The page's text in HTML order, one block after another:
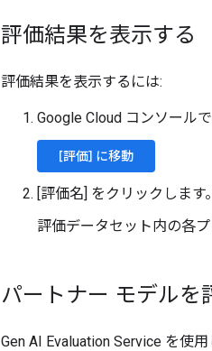
評価結果を表示する
評価結果を表示するには:
Google Cloud コンソール
[評価] に移動
[評価名] をクリックします。
評価データセット内の各
パートナー モデルを
Gen AI Evaluation Service を使